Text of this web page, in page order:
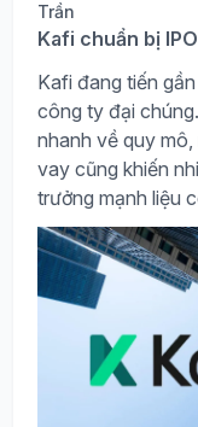
Kafi chuẩn bị
Kafi đang tiến
công ty đại
nhanh về quy
vay cũng khiến
trưởng mạnh liệu